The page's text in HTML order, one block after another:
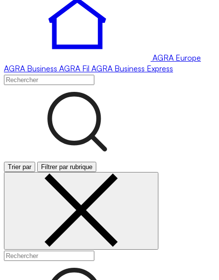
AGRA Europe
AGRA Business AGRA Fil AGRA Business Express
Trier par Filtrer par rubrique